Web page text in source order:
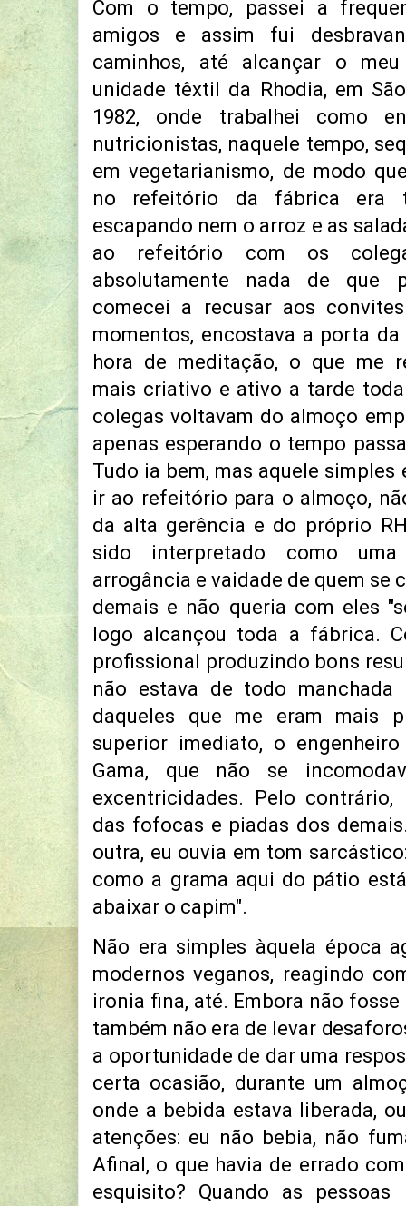
Com o tempo, passei a
amigos e assim fui
caminhos, até alcançar o
unidade têxtil da Rhodia, em
1982, onde trabalhei como
nutricionistas, naquele tempo,
em vegetarianismo, de modo
no refeitório da fábrica era
escapando nem o arroz e as
ao refeitório com os
absolutamente nada de que
comecei a recusar aos
momentos, encostava a porta
hora de meditação, o que me
mais criativo e ativo a tarde
colegas voltavam do almoço
apenas esperando o tempo
Tudo ia bem, mas aquele
ir ao refeitório para o almoço,
da alta gerência e do próprio
sido interpretado como
arrogância e vaidade de quem se
demais e não queria com eles
logo alcançou toda a fábrica.
profissional produzindo bons
não estava de todo
daqueles que me eram mais
superior imediato, o
Gama, que não se
excentricidades. Pelo
das fofocas e piadas dos
outra, eu ouvia em tom
como a grama aqui do pátio
abaixar o capim".
Não era simples àquela época
modernos veganos, reagindo
ironia fina, até. Embora não
também não era de levar
a oportunidade de dar uma
certa ocasião, durante um
onde a bebida estava liberada,
atenções: eu não bebia, não
Afinal, o que havia de errado
esquisito? Quando as pessoas